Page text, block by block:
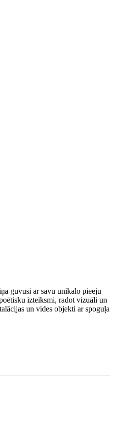
guvusi ar savu unikālo pieeju
izteiksmi, radot vizuāli un
un vides objekti ar spoguļa